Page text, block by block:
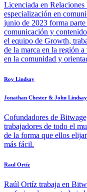
Licenciada en
especialización en
junio de 2023 forma
comunicación y
el equipo de Growth,
de la marca en la región
en la comunidad y
Roy Lindsay
Jonathan Chester & John Lindsay
Cofundadores de
trabajadores de todo el
de la forma que ellos
más fácil.
Raul Ortíz
Raúl Ortíz trabaja en